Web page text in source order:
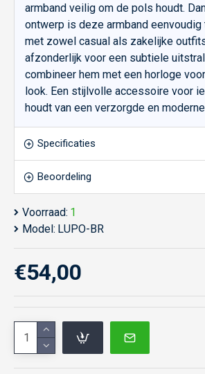
armband veilig om de pols houdt.
ontwerp is deze armband eenvoudig
met zowel casual als zakelijke
afzonderlijk voor een subtiele
combineer hem met een horloge
look. Een stijlvolle accessoire voor
houdt van een verzorgde en
Specificaties
Beoordeling
Voorraad: 1
Model: LUPO-BR
€54,00